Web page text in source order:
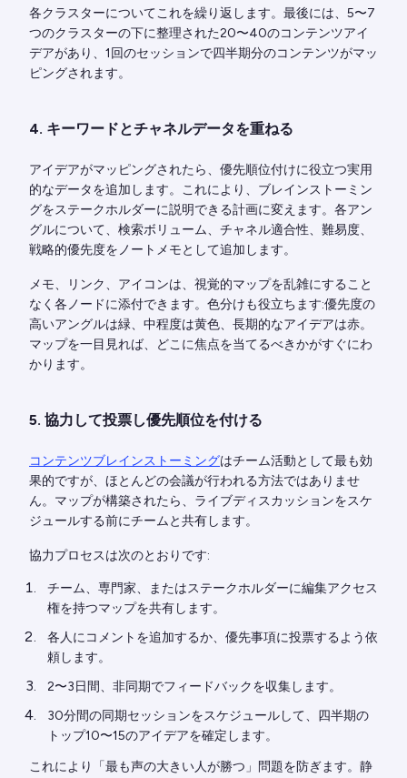
各クラスターについてこれを繰り返します。最後には、5〜7
つのクラスターの下に整理された20〜40のコンテンツアイ
デアがあり、1回のセッションで四半期分のコンテンツがマッ
ピングされます。
4. キーワードとチャネルデータを重ねる
アイデアがマッピングされたら、優先順位付けに役立つ実用
的なデータを追加します。これにより、ブレインストーミン
グをステークホルダーに説明できる計画に変えます。各アン
グルについて、検索ボリューム、チャネル適合性、難易度、
戦略的優先度をノートメモとして追加します。
メモ、リンク、アイコンは、視覚的マップを乱雑にすること
なく各ノードに添付できます。色分けも役立ちます:優先度の
高いアングルは緑、中程度は黄色、長期的なアイデアは赤。
マップを一目見れば、どこに焦点を当てるべきかがすぐにわ
かります。
5. 協力して投票し優先順位を付ける
コンテンツブレインストーミングはチーム活動として最も効
果的ですが、ほとんどの会議が行われる方法ではありませ
ん。マップが構築されたら、ライブディスカッションをスケ
ジュールする前にチームと共有します。
協力プロセスは次のとおりです:
チーム、専門家、またはステークホルダーに編集アクセス
権を持つマップを共有します。
各人にコメントを追加するか、優先事項に投票するよう依
頼します。
2〜3日間、非同期でフィードバックを収集します。
30分間の同期セッションをスケジュールして、四半期の
トップ10〜15のアイデアを確定します。
これにより「最も声の大きい人が勝つ」問題を防ぎます。静